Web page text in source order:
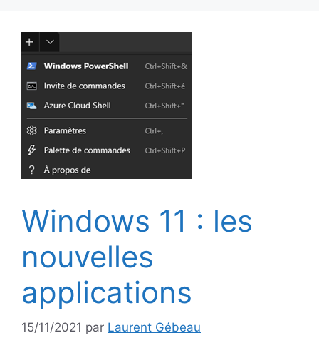
Windows 11 : les
nouvelles
applications
15/11/2021 par Laurent Gébeau